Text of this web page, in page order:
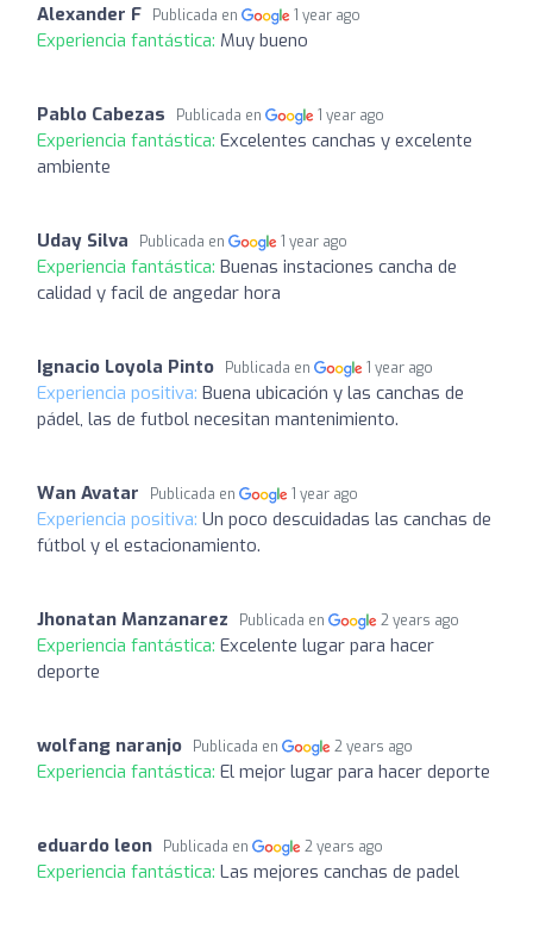
Alexander F Publicada en 1 year ago
Experiencia fantástica: Muy bueno
Pablo Cabezas Publicada en 1 year ago
Experiencia fantástica: Excelentes canchas y excelente
ambiente
Uday Silva Publicada en 1 year ago
Experiencia fantástica: Buenas instaciones cancha de
calidad y facil de angedar hora
Ignacio Loyola Pinto Publicada en 1 year ago
Experiencia positiva: Buena ubicación y las canchas de
pádel, las de futbol necesitan mantenimiento.
Wan Avatar Publicada en 1 year ago
Experiencia positiva: Un poco descuidadas las canchas de
fútbol y el estacionamiento.
Jhonatan Manzanarez Publicada en 2 years ago
Experiencia fantástica: Excelente lugar para hacer
deporte
wolfang naranjo Publicada en 2 years ago
Experiencia fantástica: El mejor lugar para hacer deporte
eduardo leon Publicada en 2 years ago
Experiencia fantástica: Las mejores canchas de padel